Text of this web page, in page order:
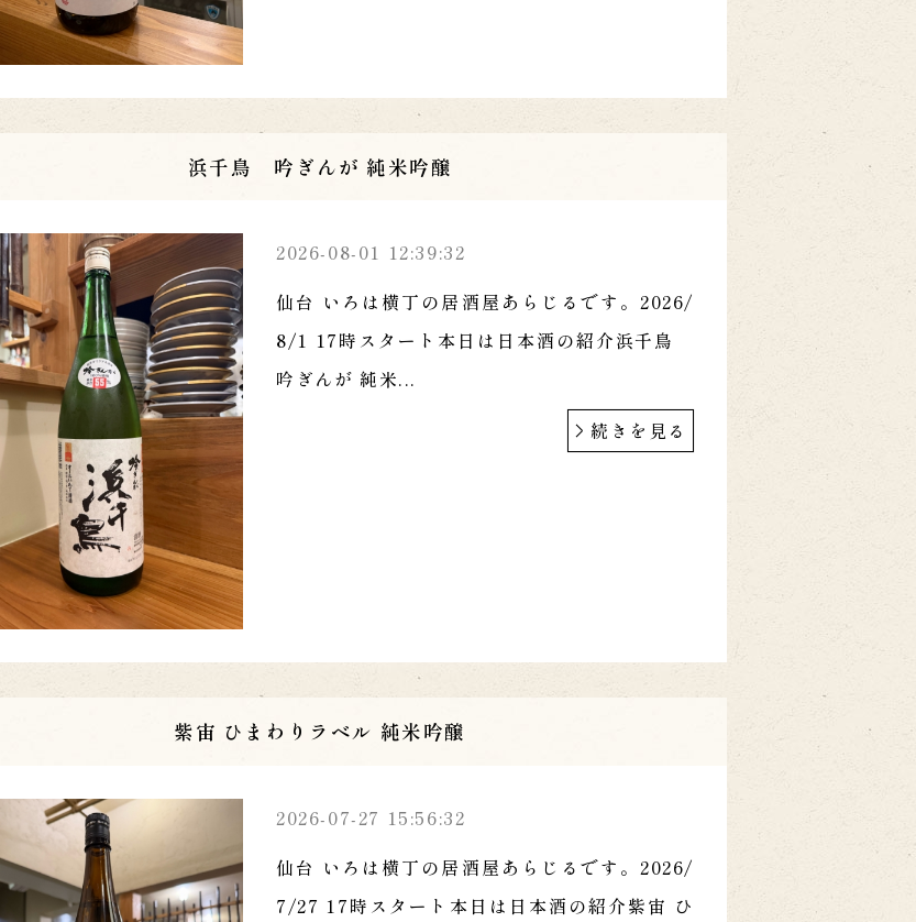
浜千鳥 吟ぎんが 純米吟醸
2026-08-01 12:39:32
仙台 いろは横丁の居酒屋あらじるです。2026/
8/1 17時スタート本日は日本酒の紹介浜千鳥
吟ぎんが 純米...
続きを見る
紫宙 ひまわりラベル 純米吟醸
2026-07-27 15:56:32
仙台 いろは横丁の居酒屋あらじるです。2026/
7/27 17時スタート本日は日本酒の紹介紫宙 ひ